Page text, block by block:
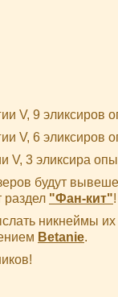
V, 9 эликсиров
V, 6 эликсиров
V, 3 эликсира
будут
раздел "Фан-кит"!
никнеймы
Betanie.